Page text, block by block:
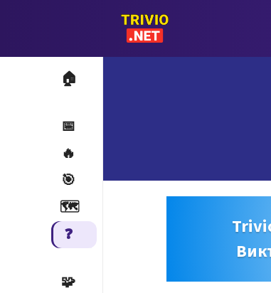
🏠
📅
🔥
🎯
🗺️
❓
🧩